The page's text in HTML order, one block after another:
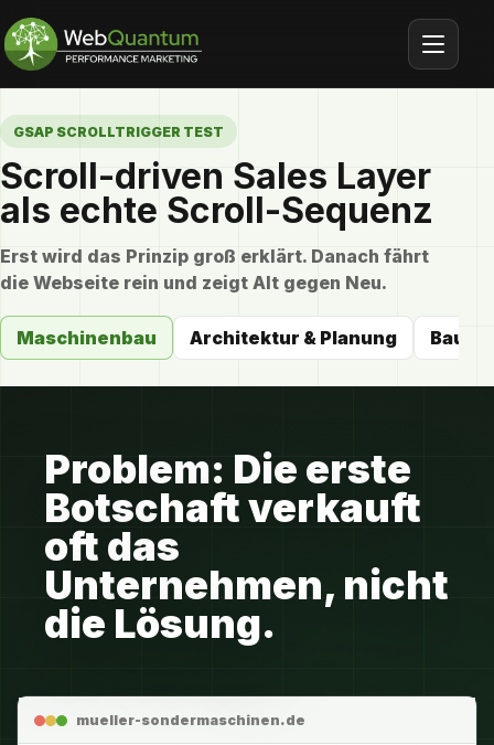
SEO-Agentur Fulda
Google Ads
Verkaufsstarke Webseiten
Fulda
Frankfurt
Kassel
GSAP SCROLLTRIGGER TEST
Scroll-driven Sales Layer
als echte Scroll-Sequenz
Erst wird das Prinzip groß erklärt. Danach fährt
die Webseite rein und zeigt Alt gegen Neu.
Maschinenbau Architektur & Planung
Problem: Die erste
Botschaft verkauft
oft das
Unternehmen, nicht
die Lösung.
mueller-sondermaschinen.de